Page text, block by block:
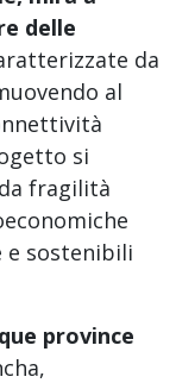
delle
da
al
si
fragilità
e sostenibili
province